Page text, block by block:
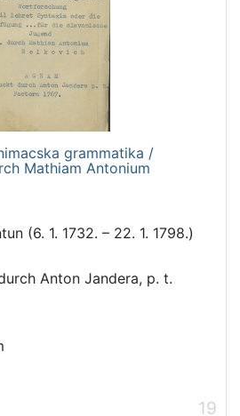
grammatika /
Mathiam Antonium
(6. 1. 1732. – 22. 1. 1798.)
Anton Jandera, p. t.
19